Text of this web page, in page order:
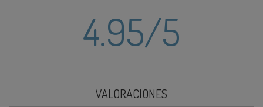
4.95/5
VALORACIONES